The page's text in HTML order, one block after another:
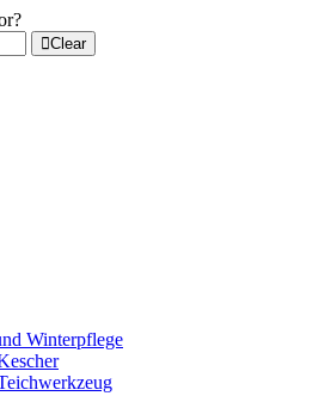
Clear
Winterpflege